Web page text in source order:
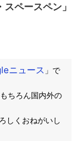
スペン」
は
ニュース 」で
ちろん国内外の
しくおねがいし